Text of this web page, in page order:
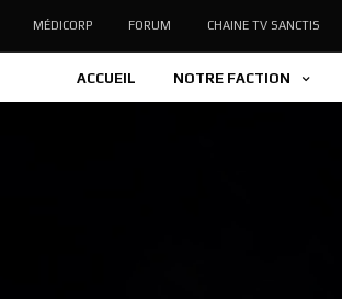
MÉDICORP FORUM CHAINE TV SANCTIS
ACCUEIL NOTRE FACTION